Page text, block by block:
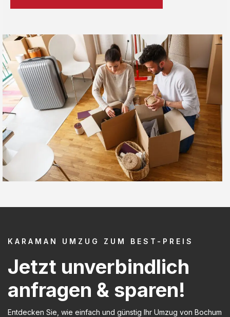
KARAMAN UMZUG ZUM BEST-PREIS
Jetzt unverbindlich
anfragen & sparen!
Entdecken Sie, wie einfach und günstig Ihr Umzug von Bochum